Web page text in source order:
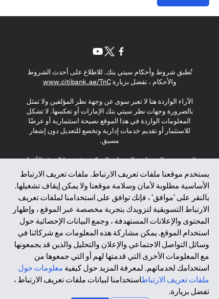
يستخدم موقعنا ملفات تعريف الارتباط. ملفات تعريف الارتباط
الأساسية مطلوبة لأمان وسلامة موقعنا ولا يمكن إيقاف تشغيلها.
بالنقر على 'موافق' ، فإنك توافق على استخدامنا لملفات تعريف
الارتباط التسويقية لتزويدك بتجربة مخصصة عبر الموقع ، وإظهار
المحتوى والإعلانات المستهدفة ، وجمع البيانات الإحصائية حول
استخدام الموقع. يمكن مشاركة هذه المعلومات مع شركائنا في
وسائل التواصل الاجتماعي والإعلان والتحليل والذين قد يجمعونها
مع المعلومات الأخرى التي قدمتها لهم أو التي جمعوها من
استخدامك لخدماتهم. لمعرفة المزيد حول كيفية معلومات حول
ملفات تعريف الارتباطاستخدامنا لبيانات ملفات تعريف الارتباط ،
تفضل بزيارة.
تُطبق شروط وأحكام سيتي بنك. للاطلاع على أحدث الشروط
والأحكام ، تفضل بزيارةwww.citibank.ae/TnC
(opens in a new tab)
الآراء الواردة هنا لا تعبر سوى عن وجهة نظر المؤلفين ولا تمثل
بالضرورة وجهات نظر سيتي بنك الإمارات أو تعكسها. لا تشكل
المعلومات الواردة في هذا الموقع نصيحة استثمارية أو عرضًا
للاستثمار أو تقديم خدمات إدارية وتخضع للتعديل دون إشعار
مسبق.
لا يتم تقديم المنتجات والخدمات المذكورة في هذا الموقع للأفراد
المقيمين في الاتحاد الأوروبي أو المنطقة الاقتصادية الأوروبية أو
سويسرا أو غيرنسي أو جيرسي أو موناكو أو سان مارينو أو
الفاتيكان أو جزيرة مان أو المملكة المتحدة أو خصوصية البيانات
(لائحة حماية البيانات العامة \ قانون حماية البيانات الشخصية
العامة \ قانون خصوصية نيوزيلندا). المحتوى الموجود في هذه
الصفحة ليس ولا ينبغي تفسيره على أنه عرض أو دعوة أو دعوة
لشراء أو بيع أي من المنتجات والخدمات المذكورة هنا لمثل هؤلاء
الأفراد.
*GDPR – اللائحة العامة لحماية البيانات؛ * LGPD – Lei Geral de
Proteção de Dados Pessoais ; *NZPA – قانون الخصوصية
النيوزيلندي